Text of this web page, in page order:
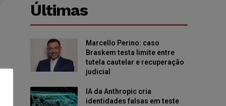
Últimas
Marcello Perino: caso
Braskem testa limite entre
tutela cautelar e recuperação
judicial
IA da Anthropic cria
identidades falsas em teste